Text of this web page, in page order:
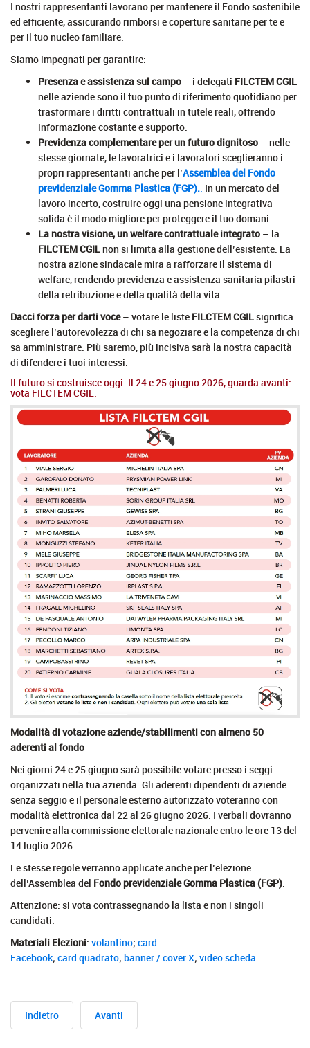
I nostri rappresentanti lavorano per mantenere il Fondo sostenibile
ed efficiente, assicurando rimborsi e coperture sanitarie per te e
per il tuo nucleo familiare.
Siamo impegnati per garantire:
Presenza e assistenza sul campo – i delegati FILCTEM CGIL
nelle aziende sono il tuo punto di riferimento quotidiano per
trasformare i diritti contrattuali in tutele reali, offrendo
informazione costante e supporto.
Previdenza complementare per un futuro dignitoso – nelle
stesse giornate, le lavoratrici e i lavoratori sceglieranno i
propri rappresentanti anche per l’Assemblea del Fondo
previdenziale Gomma Plastica (FGP). In un mercato del
lavoro incerto, costruire oggi una pensione integrativa
solida è il modo migliore per proteggere il tuo domani.
La nostra visione, un welfare contrattuale integrato – la
FILCTEM CGILnon si limita alla gestione dell’esistente. La
nostra azione sindacale mira a rafforzare il sistema di
welfare, rendendo previdenza e assistenza sanitaria pilastri
della retribuzione e della qualità della vita.
Dacci forza per darti voce– votare le liste FILCTEM CGILsignifica
scegliere l’autorevolezza di chi sa negoziare e la competenza di chi
sa amministrare. Più saremo, più incisiva sarà la nostra capacità
di difendere i tuoi interessi.
Il futuro si costruisce oggi. Il 24 e 25 giugno 2026, guarda avanti:
vota FILCTEM CGIL.
Modalità di votazione aziende/stabilimenti con almeno 50
aderenti al fondo
Nei giorni 24 e 25 giugno sarà possibile votare presso i seggi
organizzati nella tua azienda. Gli aderenti dipendenti di aziende
senza seggio e il personale esterno autorizzato voteranno con
modalità elettronica dal 22 al 26 giugno 2026. I verbali dovranno
pervenire alla commissione elettorale nazionale entro le ore 13 del
14 luglio 2026.
Le stesse regole verranno applicate anche per l’elezione
dell’Assemblea del Fondo previdenziale Gomma Plastica (FGP)
Attenzione: si vota contrassegnando la lista e non i singoli
candidati.
Materiali Elezioni: volantino; card
Facebook; card quadrato; banner / cover X; video scheda
Indietro Avanti